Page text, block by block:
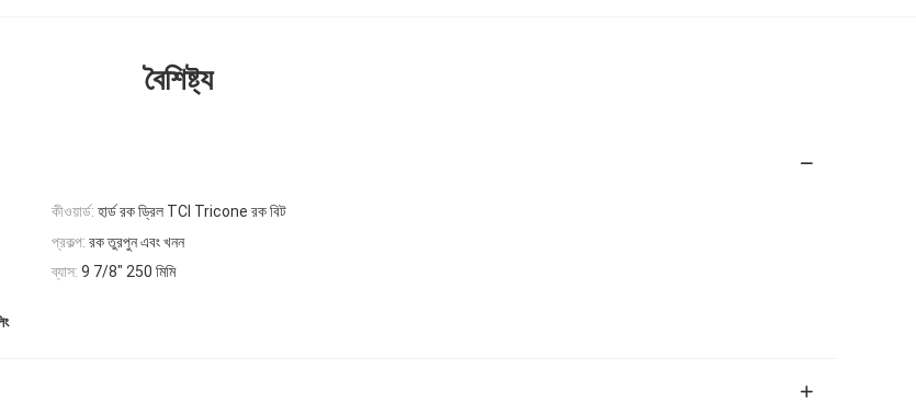
বৈশিষ্ট্য
কীওয়ার্ড: হার্ড রক ড্রিল TCI Tricone রক বিট
প্রকল্প: রক তুরপুন এবং খনন
ব্যাস: 9 7/8" 250 মিমি